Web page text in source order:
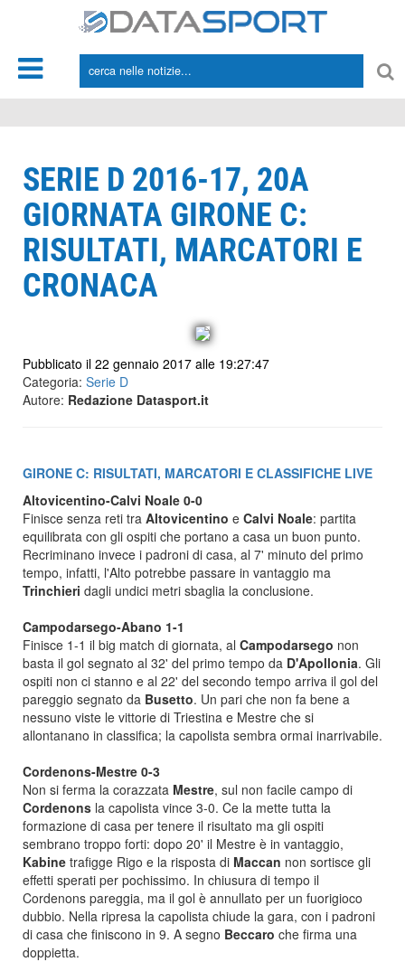
SERIE D 2016-17, 20A
GIORNATA GIRONE C:
RISULTATI, MARCATORI E
CRONACA
Pubblicato il 22 gennaio 2017 alle 19:27:47
Categoria: Serie D
Autore: Redazione Datasport.it
GIRONE C: RISULTATI, MARCATORI E CLASSIFICHE LIVE
Altovicentino-Calvi Noale 0-0
Finisce senza reti tra Altovicentino e Calvi Noale: partita
equilibrata con gli ospiti che portano a casa un buon punto.
Recriminano invece i padroni di casa, al 7' minuto del primo
tempo, infatti, l'Alto potrebbe passare in vantaggio ma
Trinchieri dagli undici metri sbaglia la conclusione.
Campodarsego-Abano 1-1
Finisce 1-1 il big match di giornata, al Campodarsego non
basta il gol segnato al 32' del primo tempo da D'Apollonia. Gli
ospiti non ci stanno e al 22' del secondo tempo arriva il gol del
pareggio segnato da Busetto. Un pari che non fa bene a
nessuno viste le vittorie di Triestina e Mestre che si
allontanano in classifica; la capolista sembra ormai inarrivabile.
Cordenons-Mestre 0-3
Non si ferma la corazzata Mestre, sul non facile campo di
Cordenons la capolista vince 3-0. Ce la mette tutta la
formazione di casa per tenere il risultato ma gli ospiti
sembrano troppo forti: dopo 20' il Mestre è in vantaggio,
Kabine trafigge Rigo e la risposta di Maccan non sortisce gli
effetti sperati per pochissimo. In chiusura di tempo il
Cordenons pareggia, ma il gol è annullato per un fuorigioco
dubbio. Nella ripresa la capolista chiude la gara, con i padroni
di casa che finiscono in 9. A segno Beccaro che firma una
doppietta.